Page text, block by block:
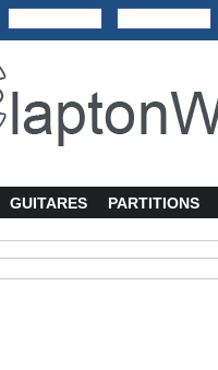
GUITARES PARTITIONS